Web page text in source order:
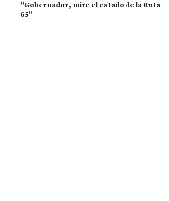
"Gobernador, mire el estado de la Ruta
65"